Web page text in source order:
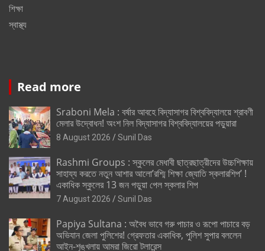
শিক্ষা
স্বাস্থ্য
Read more
Sraboni Mela : বর্ষার আবহে বিদ্যাসাগর বিশ্ববিদ্যালয়ে শ্রাবণী
মেলার উদ্বোধন! অংশ নিল বিদ্যাসাগর বিশ্ববিদ্যালয়ের পড়ুয়ারা
8 August 2026 Sunil Das
Rashmi Groups : স্কুলের মেধাবী ছাত্রছাত্রীদের উচ্চশিক্ষায়
সাহায্য করতে নতুন আশার আলো’রশ্মি শিক্ষা জ্যোতি স্কলারশিপ’ !
একাধিক স্কুলের 13 জন পড়ুয়া পেল স্কলার শিপ
7 August 2026 Sunil Das
Papiya Sultana : অবৈধ ভাবে গরু পাচার ও রূপো পাচারে বড়
অভিযান জেলা পুলিশের! গ্রেফতার একাধিক, পুলিশ সুপার বললেন
আইন-শৃঙ্খলায় আমরা জিরো টলারেন্স